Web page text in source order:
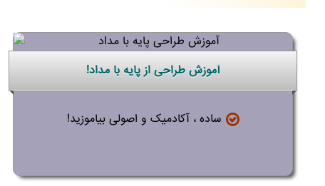
آموزش طراحی از پایه با مداد!
ساده ، آکادمیک و اصولی بیاموزید!